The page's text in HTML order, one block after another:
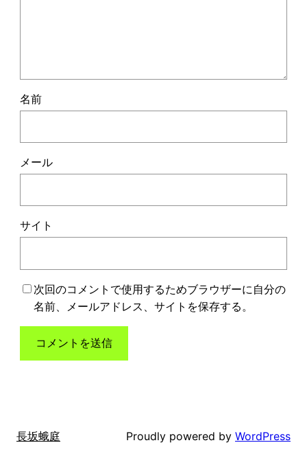
名前
メール
サイト
次回のコメントで使用するためブラウザーに自分の
名前、メールアドレス、サイトを保存する。
長坂蛾庭 Proudly powered by WordPress